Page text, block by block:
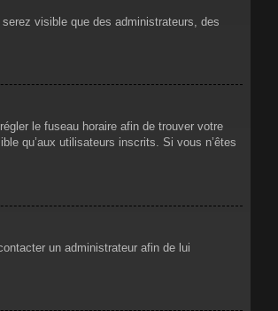
visible que des administrateurs, des
le fuseau horaire afin de trouver votre
qu’aux utilisateurs inscrits. Si vous n’êtes
un administrateur afin de lui